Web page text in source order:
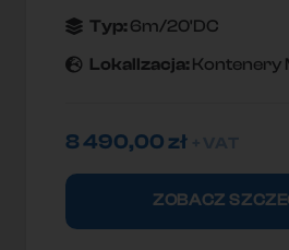
Typ: 6m/20'DC
Lokallzacja: Kontenery
8 490,00zł
ZOBACZ